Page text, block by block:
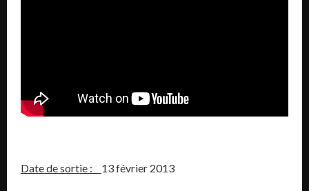
Date de sortie : 13 février 2013